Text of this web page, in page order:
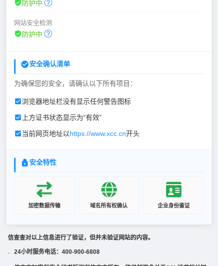
防护中
网站安全检测
防护中
安全确认清单
为确保您的安全，请确认以下所有项目：
浏览器地址栏没有显示任何警告图标
上方证书状态显示为“有效”
当前网页地址以https://www.xcc.cn开头
安全特性
加密数据传输 域名所有权确认 企业身份鉴证
信查查对以上信息进行了验证，但并未验证网站的内容。
· 24小时服务电话：400-900-6808